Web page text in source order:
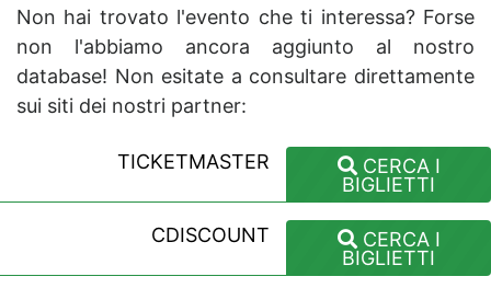
Non hai trovato l'evento che ti interessa? Forse
non l'abbiamo ancora aggiunto al nostro
database! Non esitate a consultare direttamente
sui siti dei nostri partner:
TICKETMASTER
CERCA I
BIGLIETTI
CDISCOUNT
CERCA I
BIGLIETTI